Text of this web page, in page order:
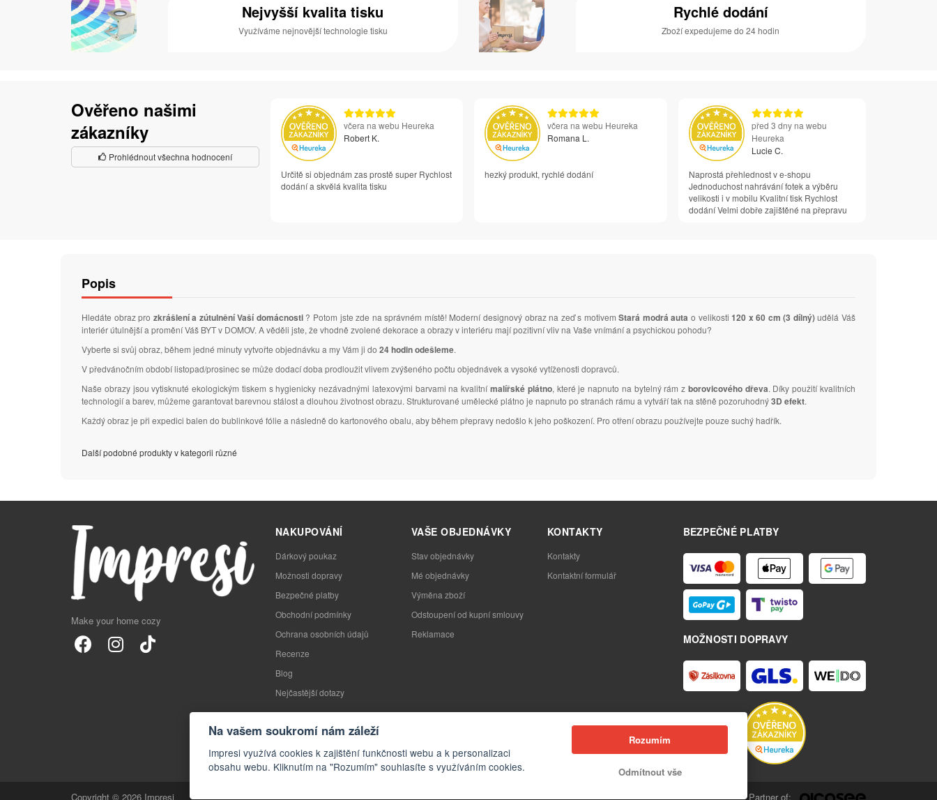
Nejvyšší kvalita tisku
Využíváme nejnovější technologie tisku
Rychlé dodání
Zboží expedujeme do 24 hodin
Ověřeno našimi
zákazníky
Prohlédnout všechna hodnocení
včera na webu Heureka
Robert K.
Určitě si objednám zas prostě super Rychlost
dodání a skvělá kvalita tisku
včera na webu Heureka
Romana L.
hezký produkt, rychlé dodání
před 3 dny na webu
Heureka
Lucie C.
Naprostá přehlednost v e-shopu
Jednoduchost nahrávání fotek a výběru
velikosti i v mobilu Kvalitní tisk Rychlost
dodání Velmi dobře zajištěné na přepravu
Popis
Hledáte obraz pro zkrášlení a zútulnění Vaší domácnosti? Potom jste zde na správném místě! Moderní designový obraz na zeď s motivemStará modrá auta o velikosti120 x 60 cm (3 dílný)udělá Váš
interiér útulnější a promění Váš BYT v DOMOV. A věděli jste, že vhodně zvolené dekorace a obrazy v interiéru mají pozitivní vliv na Vaše vnímání a psychickou pohodu?
Vyberte si svůj obraz, během jedné minuty vytvořte objednávku a my Vám ji do 24 hodin odešleme.
V předvánočním období listopad/prosinec se může dodací doba prodloužit vlivem zvýšeného počtu objednávek a vysoké vytíženosti dopravců.
Naše obrazy jsou vytisknuté ekologickým tiskem s hygienicky nezávadnými latexovými barvami na kvalitnímalířské plátno, které je napnuto na bytelný rám z borovicového dřeva. Díky použití kvalitních
technologií a barev, můžeme garantovat barevnou stálost a dlouhou životnost obrazu. Strukturované umělecké plátno je napnuto po stranách rámu a vytváří tak na stěně pozoruhodný3D efekt.
Každý obraz je při expedici balen do bublinkové fólie a následně do kartonového obalu, aby během přepravy nedošlo k jeho poškození. Pro otření obrazu používejte pouze suchý hadřík.
Další podobné produkty v kategorii různé
Make your home cozy
BEZPEČNÉ PLATBY
MOŽNOSTI DOPRAVY
NAKUPOVÁNÍ
Dárkový poukaz
Možnosti dopravy
Bezpečné platby
Obchodní podmínky
Ochrana osobních údajů
Recenze
Blog
Nejčastější dotazy
VAŠE OBJEDNÁVKY
Stav objednávky
Mé objednávky
Výměna zboží
Odstoupení od kupní smlouvy
Reklamace
KONTAKTY
Kontakty
Kontaktní formulář
Copyright © 2026 Impresi Partner of:
Na vašem soukromí nám záleží
Impresi využívá cookies k zajištění funkčnosti webu a k personalizaci
obsahu webu. Kliknutím na "Rozumím" souhlasíte s využíváním cookies.
Rozumím
Odmítnout vše